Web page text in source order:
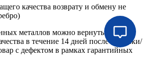
качества возврату и обмену не
металлов можно вернуть если
в течение 14 дней после покупки/
с дефектом в рамках гарантийных